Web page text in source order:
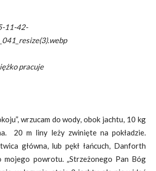
11-42-
pracuje
wrzucam do wody, obok jachtu, 10 kg
20 m liny leży zwinięte na pokładzie.
główna, lub pękł łańcuch, Danforth
mojego powrotu. „Strzeżonego Pan Bóg